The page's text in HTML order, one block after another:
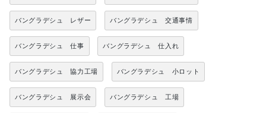
バングラデシュ レザー バングラデシュ 交通事情
バングラデシュ 仕事 バングラデシュ 仕入れ
バングラデシュ 協力工場 バングラデシュ 小ロット
バングラデシュ 展示会 バングラデシュ 工場